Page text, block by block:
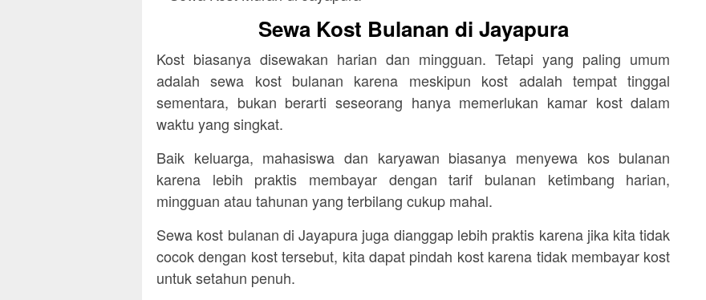
Sewa Kost Bulanan di Jayapura
Kost biasanya disewakan harian dan mingguan. Tetapi yang paling umum
adalah sewa kost bulanan karena meskipun kost adalah tempat tinggal
sementara, bukan berarti seseorang hanya memerlukan kamar kost dalam
waktu yang singkat.
Baik keluarga, mahasiswa dan karyawan biasanya menyewa kos bulanan
karena lebih praktis membayar dengan tarif bulanan ketimbang harian,
mingguan atau tahunan yang terbilang cukup mahal.
Sewa kost bulanan di Jayapura juga dianggap lebih praktis karena jika kita tidak
cocok dengan kost tersebut, kita dapat pindah kost karena tidak membayar kost
untuk setahun penuh.